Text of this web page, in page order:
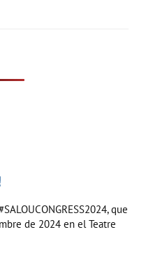
que
de 2024 en el Teatre